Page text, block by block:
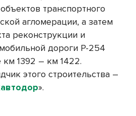
транспортного
агломерации, а затем
реконструкции и
дороги Р-254
км 1392 – км 1422.
этого строительства –
».